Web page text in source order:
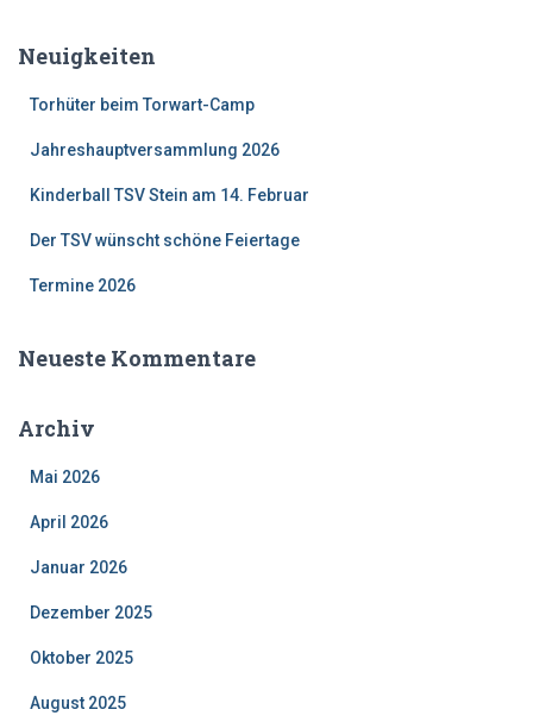
Neuigkeiten
Torhüter beim Torwart-Camp
Jahreshauptversammlung 2026
Kinderball TSV Stein am 14. Februar
Der TSV wünscht schöne Feiertage
Termine 2026
Neueste Kommentare
Archiv
Mai 2026
April 2026
Januar 2026
Dezember 2025
Oktober 2025
August 2025